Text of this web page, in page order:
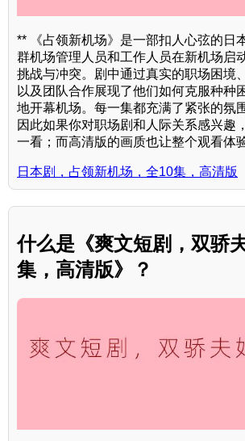
** 《占领新机场》是一部扣人心弦的日
群机场管理人员和工作人员在新机场启
挑战与冲突。剧中通过真实的职场困境
以及团队合作展现了他们如何克服种种
地开幕机场。每一集都充满了紧张的氛
因此如果你对职场剧和人际关系感兴趣
一看；而高清版的画质也让整个观看体
日本剧，占领新机场，全10集，高清版
什么是《爽文短剧，双骄
集，高清版》？